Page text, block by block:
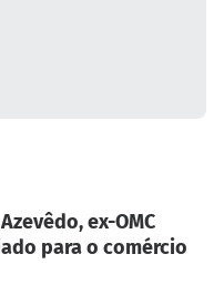
ex-OMC
para o comércio